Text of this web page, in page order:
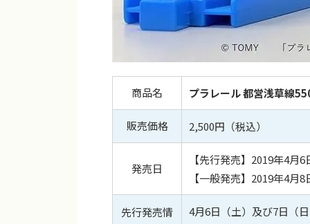
商品名 プラレール都営浅草線
販売価格 2,500円（税込）
発売日
【先行発売】2019年4月
【一般発売】2019年4月
先行発売情
4月6日（土）及び7日（